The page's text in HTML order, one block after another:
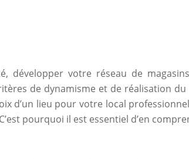
développer votre réseau de
de dynamisme et de réalisation
d’un lieu pour votre local
pourquoi il est essentiel d’en